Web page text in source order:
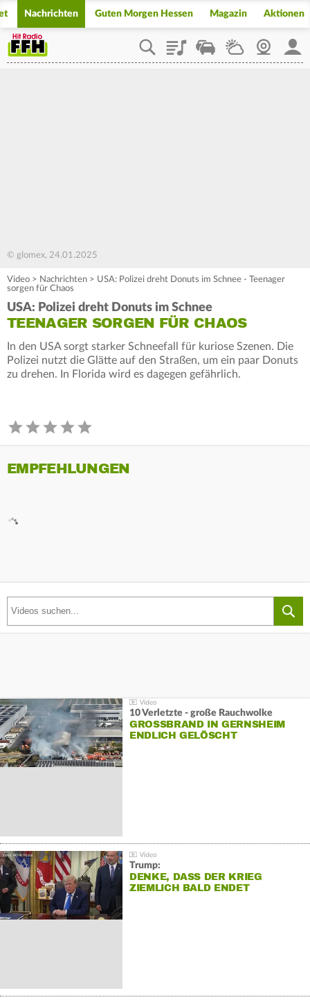
Nachrichten Guten Morgen Hessen Magazin Aktionen
PlaylistStaupilotWetterWebcam
© glomex, 24.01.2025
Video > Nachrichten > USA: Polizei dreht Donuts im Schnee - Teenager
sorgen für Chaos
USA: Polizei dreht Donuts im Schnee
TEENAGER SORGEN FÜR CHAOS
In den USA sorgt starker Schneefall für kuriose Szenen. Die
Polizei nutzt die Glätte auf den Straßen, um ein paar Donuts
zu drehen. In Florida wird es dagegen gefährlich.
EMPFEHLUNGEN
10 Verletzte - große Rauchwolke
GROSSBRAND IN GERNSHEIM E
NDLICH GELÖSCHT
Trump:
DENKE, DASS DER KRIEG
ZIEMLICH BALD ENDET